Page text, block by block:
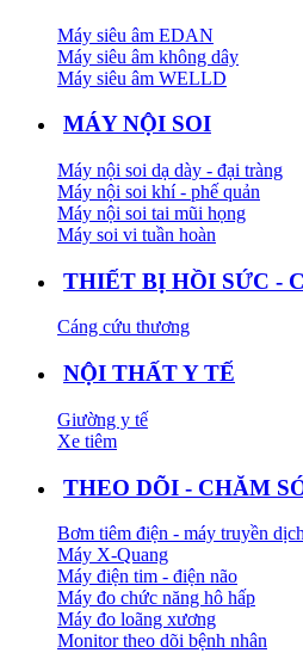
Máy siêu âm EDAN
Máy siêu âm không dây
Máy siêu âm WELLD
MÁY NỘI SOI
Máy nội soi dạ dày - đại tràng
Máy nội soi khí - phế quản
Máy nội soi tai mũi họng
Máy soi vi tuần hoàn
THIẾT BỊ HỒI SỨC -
Cáng cứu thương
NỘI THẤT Y TẾ
Giường y tế
Xe tiêm
THEO DÕI - CHĂM
Bơm tiêm điện - máy truyền dịch
Máy X-Quang
Máy điện tim - điện não
Máy đo chức năng hô hấp
Máy đo loãng xương
Monitor theo dõi bệnh nhân